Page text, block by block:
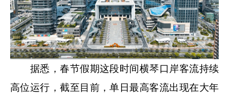
据悉，春节假期这段时间横琴口岸客流持续
高位运行，截至目前，单日最高客流出现在大年